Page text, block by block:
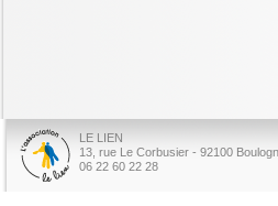
LE LIEN
13, rue Le Corbusier - 92100
06 22 60 22 28